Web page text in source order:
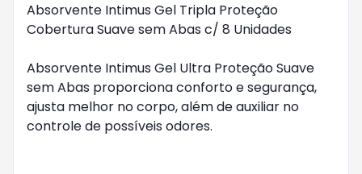
Absorvente Intimus Gel Tripla Proteção
Cobertura Suave sem Abas c/ 8 Unidades
Absorvente Intimus Gel Ultra Proteção Suave
sem Abas proporciona conforto e segurança,
ajusta melhor no corpo, além de auxiliar no
controle de possíveis odores.